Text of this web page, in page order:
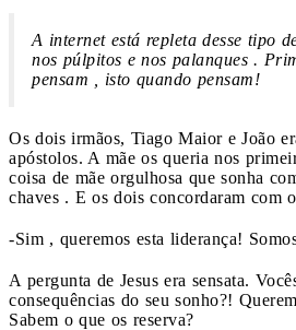
A internet está repleta desse tipo
nos púlpitos e nos palanques .
pensam , isto quando pensam!
Os dois irmãos, Tiago Maior e João
apóstolos. A mãe os queria nos
coisa de mãe orgulhosa que sonha
chaves . E os dois concordaram com
-Sim , queremos esta liderança!
A pergunta de Jesus era sensata.
consequências do seu sonho?!
Sabem o que os reserva?